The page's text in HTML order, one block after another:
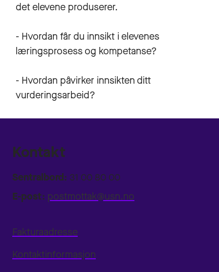
det elevene produserer.
- Hvordan får du innsikt i elevenes
læringsprosess og kompetanse?
- Hvordan påvirker innsikten ditt
vurderingsarbeid?
Kontakt
Sentralbord: 31 00 80 00
E-post: postmottak@usn.no
Fakturaadresse
Kontaktinformasjon